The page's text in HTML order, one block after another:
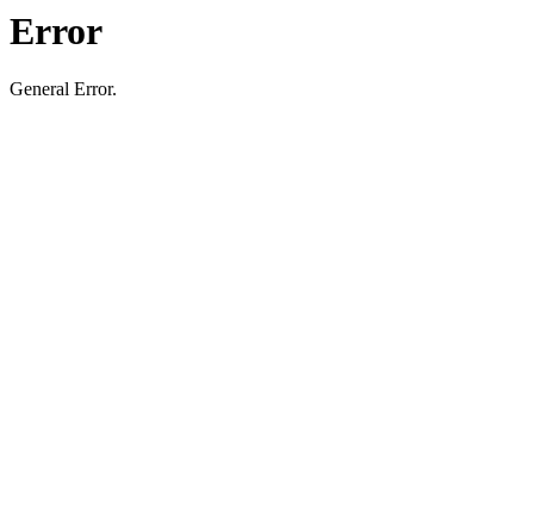
Error
General Error.